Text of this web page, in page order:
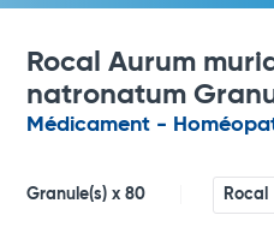
Rocal Aurum
natronatum
Médicament -
Granule(s) x 80 Rocal